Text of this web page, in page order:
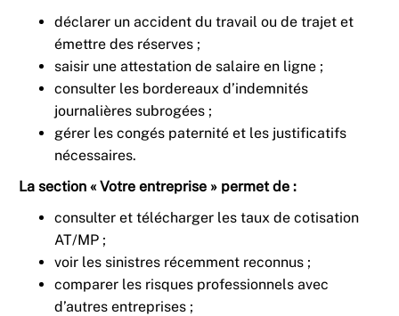
déclarer un accident du travail ou de trajet et
émettre des réserves ;
saisir une attestation de salaire en ligne ;
consulter les bordereaux d’indemnités
journalières subrogées ;
gérer les congés paternité et les justificatifs
nécessaires.
La section « Votre entreprise » permet de :
consulter et télécharger les taux de cotisation
AT/MP ;
voir les sinistres récemment reconnus ;
comparer les risques professionnels avec
d’autres entreprises ;